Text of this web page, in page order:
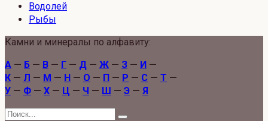
Водолей
Рыбы
Камни и минералы по алфавиту:
А — Б — В — Г — Д — Ж — З — И —
К — Л — М — Н — О — П — Р — С — Т —
У — Ф — Х — Ц — Ч — Ш — Э — Я
Search